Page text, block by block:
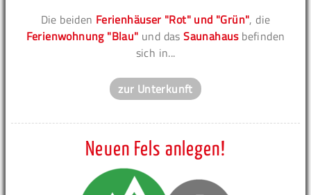
Die beiden Ferienhäuser "Rot" und "Grün", die
Ferienwohnung "Blau" und dasSaunahausbefinden
sich in...
zur Unterkunft
Neuen Fels anlegen!